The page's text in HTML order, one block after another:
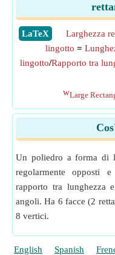
​LaTeX
Larghezza
lingotto =
lingotto/Rapporto tra
wLarge
Un poliedro a forma di
regolarmente opposti
rapporto tra lunghezza
angoli. Ha 6 facce (2
8 vertici.
English Spanish